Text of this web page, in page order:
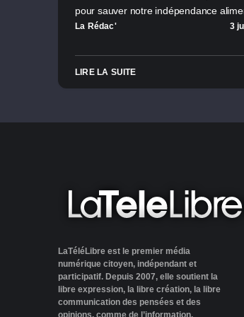
pour sauver notre indépendance
La Rédac' 3
LIRE LA SUITE
LaTéléLibre est le premier média
numérique citoyen, indépendant et
participatif. Depuis 2007, elle soutient la
libre expression, la libre création, la libre
communication des pensées et des